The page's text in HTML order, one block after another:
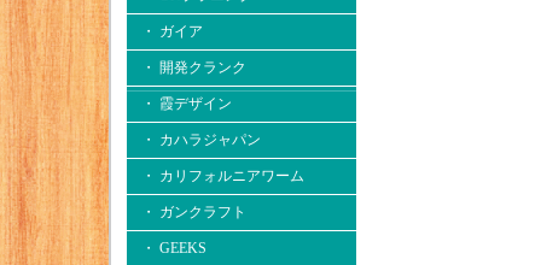
・ ガイア
・ 開発クランク
・ 霞デザイン
・ カハラジャパン
・ カリフォルニアワーム
・ ガンクラフト
・ GEEKS